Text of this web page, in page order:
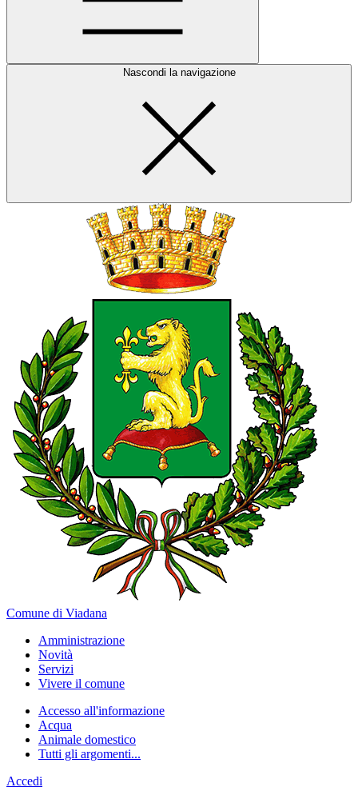
Nascondi la navigazione
Comune di Viadana
Amministrazione
Novità
Servizi
Vivere il comune
Accesso all'informazione
Acqua
Animale domestico
Tutti gli argomenti...
Accedi